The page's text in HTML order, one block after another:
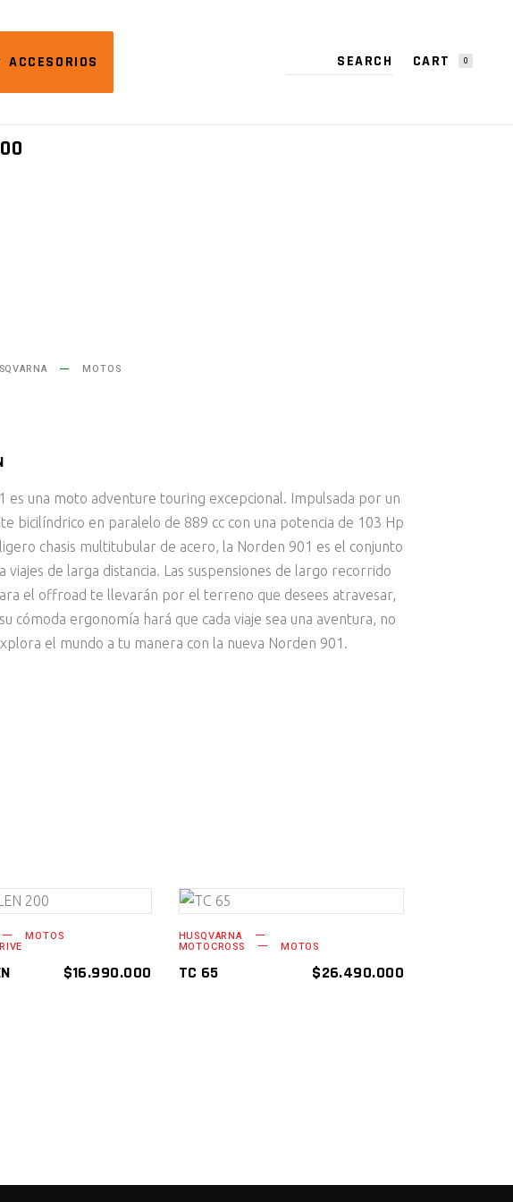
ACCESORIOS CART 0
NO PRODUCTS IN THE CART.
901
MOTOS
es una moto adventure touring excepcional. Impulsada por un
bicilíndrico en paralelo de 889 cc con una potencia de 103 Hp
chasis multitubular de acero, la Norden 901 es el conjunto
viajes de larga distancia. Las suspensiones de largo recorrido
el offroad te llevarán por el terreno que desees atravesar,
cómoda ergonomía hará que cada viaje sea una aventura, no
el mundo a tu manera con la nueva Norden 901.
AÑADIR AL
CARRITO
MOTOS
$16.990.000
CARRITO
HUSQVARNA
MOTOCROSS MOTOS
TC 65 $26.490.000